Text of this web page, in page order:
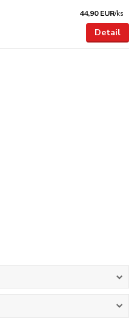
44,90 EUR/ks
Detail